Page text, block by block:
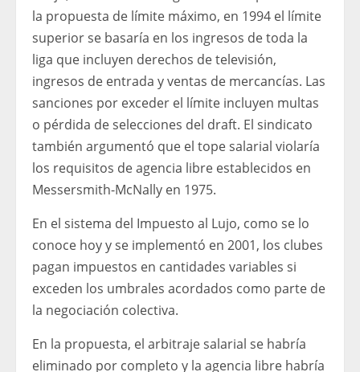
la propuesta de límite máximo, en 1994 el límite
superior se basaría en los ingresos de toda la
liga que incluyen derechos de televisión,
ingresos de entrada y ventas de mercancías. Las
sanciones por exceder el límite incluyen multas
o pérdida de selecciones del draft. El sindicato
también argumentó que el tope salarial violaría
los requisitos de agencia libre establecidos en
Messersmith-McNally en 1975.
En el sistema del Impuesto al Lujo, como se lo
conoce hoy y se implementó en 2001, los clubes
pagan impuestos en cantidades variables si
exceden los umbrales acordados como parte de
la negociación colectiva.
En la propuesta, el arbitraje salarial se habría
eliminado por completo y la agencia libre habría